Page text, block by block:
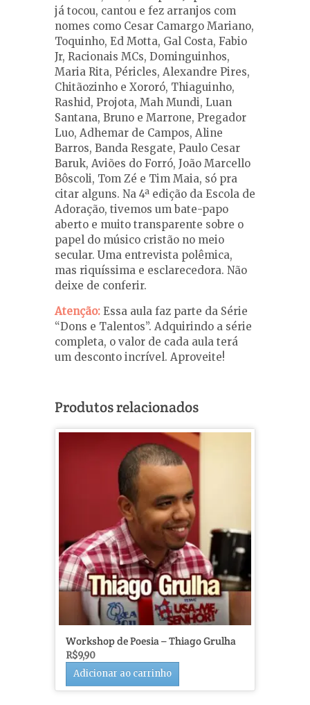
já tocou, cantou e fez arranjos com
nomes como Cesar Camargo Mariano,
Toquinho, Ed Motta, Gal Costa, Fabio
Jr, Racionais MCs, Dominguinhos,
Maria Rita, Péricles, Alexandre Pires,
Chitãozinho e Xororó, Thiaguinho,
Rashid, Projota, Mah Mundi, Luan
Santana, Bruno e Marrone, Pregador
Luo, Adhemar de Campos, Aline
Barros, Banda Resgate, Paulo Cesar
Baruk, Aviões do Forró, João Marcello
Bôscoli, Tom Zé e Tim Maia, só pra
citar alguns. Na 4ª edição da Escola de
Adoração, tivemos um bate-papo
aberto e muito transparente sobre o
papel do músico cristão no meio
secular. Uma entrevista polêmica,
mas riquíssima e esclarecedora. Não
deixe de conferir.
Atenção: Essa aula faz parte da Série
“Dons e Talentos”. Adquirindo a série
completa, o valor de cada aula terá
um desconto incrível. Aproveite!
Produtos relacionados
Workshop de Poesia – Thiago Grulha
R$9,90
Adicionar ao carrinho